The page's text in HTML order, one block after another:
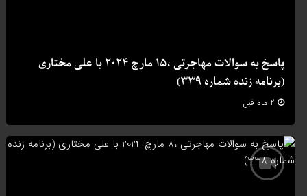
پاسخ به سوالات مهاجرتی ،15 مارچ 2024 با علی مختاری
(برنامه زنده شماره 339)
2 ماه قبل